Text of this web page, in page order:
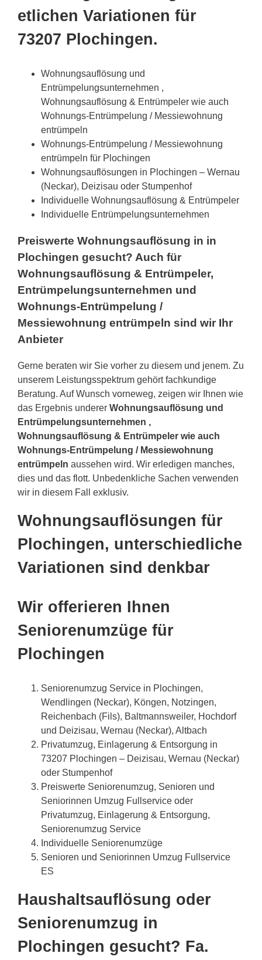
etlichen Variationen für
73207 Plochingen.
Wohnungsauflösung und
Entrümpelungsunternehmen ,
Wohnungsauflösung & Entrümpeler wie auch
Wohnungs-Entrümpelung / Messiewohnung
entrümpeln
Wohnungs-Entrümpelung / Messiewohnung
entrümpeln für Plochingen
Wohnungsauflösungen in Plochingen – Wernau
(Neckar), Deizisau oder Stumpenhof
Individuelle Wohnungsauflösung & Entrümpeler
Individuelle Entrümpelungsunternehmen
Preiswerte Wohnungsauflösung in in
Plochingen gesucht? Auch für
Wohnungsauflösung & Entrümpeler,
Entrümpelungsunternehmen und
Wohnungs-Entrümpelung /
Messiewohnung entrümpeln sind wir Ihr
Anbieter
Gerne beraten wir Sie vorher zu diesem und jenem. Zu
unserem Leistungsspektrum gehört fachkundige
Beratung. Auf Wunsch vorneweg, zeigen wir Ihnen wie
das Ergebnis underer Wohnungsauflösung und
Entrümpelungsunternehmen ,
Wohnungsauflösung & Entrümpeler wie auch
Wohnungs-Entrümpelung / Messiewohnung
entrümpeln aussehen wird. Wir erledigen manches,
dies und das flott. Unbedenkliche Sachen verwenden
wir in diesem Fall exklusiv.
Wohnungsauflösungen für
Plochingen, unterschiedliche
Variationen sind denkbar
Wir offerieren Ihnen
Seniorenumzüge für
Plochingen
Seniorenumzug Service in Plochingen,
Wendlingen (Neckar), Köngen, Notzingen,
Reichenbach (Fils), Baltmannsweiler, Hochdorf
und Deizisau, Wernau (Neckar), Altbach
Privatumzug, Einlagerung & Entsorgung in
73207 Plochingen – Deizisau, Wernau (Neckar)
oder Stumpenhof
Preiswerte Seniorenumzug, Senioren und
Seniorinnen Umzug Fullservice oder
Privatumzug, Einlagerung & Entsorgung,
Seniorenumzug Service
Individuelle Seniorenumzüge
Senioren und Seniorinnen Umzug Fullservice
ES
Haushaltsauflösung oder
Seniorenumzug in
Plochingen gesucht? Fa.